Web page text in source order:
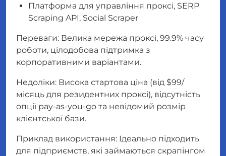
Платформа для управління проксі, SERP
Scraping API, Social Scraper
Переваги: Велика мережа проксі, 99.9% часу
роботи, цілодобова підтримка з
корпоративними варіантами.
Недоліки: Висока стартова ціна (від $99/
місяць для резидентних проксі), відсутність
опції pay-as-you-go та невідомий розмір
клієнтської бази.
Приклад використання: Ідеально підходить
для підприємств, які займаються скрапінгом